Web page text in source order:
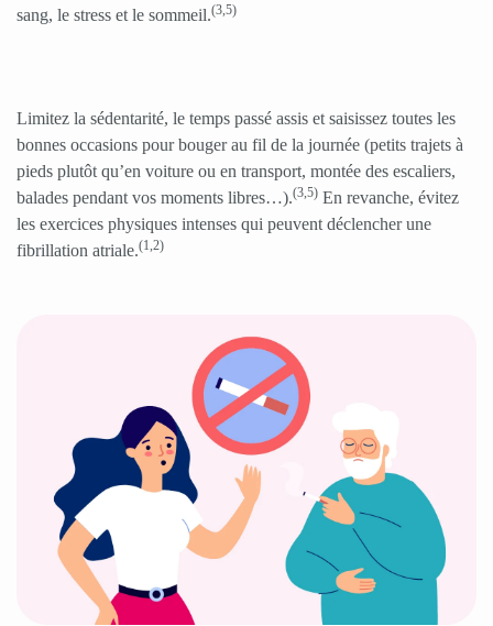
sang, le stress et le sommeil.(3,5)
Limitez la sédentarité, le temps passé assis et saisissez toutes les
bonnes occasions pour bouger au fil de la journée (petits trajets à
pieds plutôt qu’en voiture ou en transport, montée des escaliers,
balades pendant vos moments libres…).(3,5) En revanche, évitez
les exercices physiques intenses qui peuvent déclencher une
fibrillation atriale.(1,2)